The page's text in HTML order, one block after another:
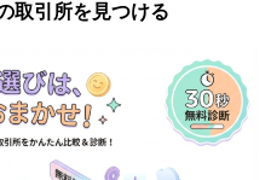
取引所を見つける